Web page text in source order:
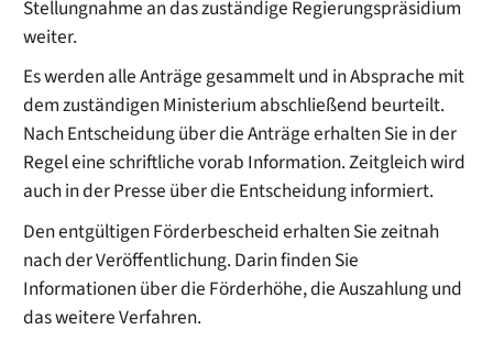
Stellungnahme an das zuständige Regierungspräsidium
weiter.
Es werden alle Anträge gesammelt und in Absprache mit
dem zuständigen Ministerium abschließend beurteilt.
Nach Entscheidung über die Anträge erhalten Sie in der
Regel eine schriftliche vorab Information. Zeitgleich wird
auch in der Presse über die Entscheidung informiert.
Den entgültigen Förderbescheid erhalten Sie zeitnah
nach der Veröffentlichung. Darin finden Sie
Informationen über die Förderhöhe, die Auszahlung und
das weitere Verfahren.